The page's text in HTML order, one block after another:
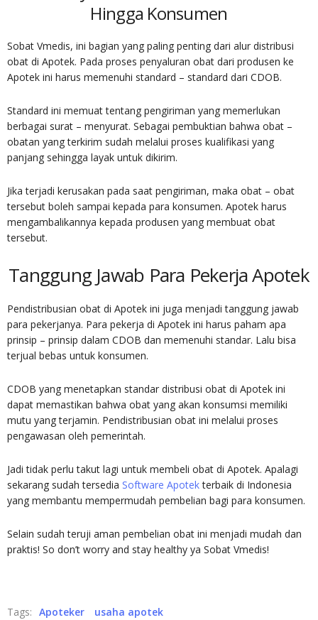
Hingga Konsumen
Sobat Vmedis, ini bagian yang paling penting dari alur distribusi
obat di Apotek. Pada proses penyaluran obat dari produsen ke
Apotek ini harus memenuhi standard – standard dari CDOB.
Standard ini memuat tentang pengiriman yang memerlukan
berbagai surat – menyurat. Sebagai pembuktian bahwa obat –
obatan yang terkirim sudah melalui proses kualifikasi yang
panjang sehingga layak untuk dikirim.
Jika terjadi kerusakan pada saat pengiriman, maka obat – obat
tersebut boleh sampai kepada para konsumen. Apotek harus
mengambalikannya kepada produsen yang membuat obat
tersebut.
Tanggung Jawab Para Pekerja Apotek
Pendistribusian obat di Apotek ini juga menjadi tanggung jawab
para pekerjanya. Para pekerja di Apotek ini harus paham apa
prinsip – prinsip dalam CDOB dan memenuhi standar. Lalu bisa
terjual bebas untuk konsumen.
CDOB yang menetapkan standar distribusi obat di Apotek ini
dapat memastikan bahwa obat yang akan konsumsi memiliki
mutu yang terjamin. Pendistribusian obat ini melalui proses
pengawasan oleh pemerintah.
Jadi tidak perlu takut lagi untuk membeli obat di Apotek. Apalagi
sekarang sudah tersedia Software Apotekterbaik di Indonesia
yang membantu mempermudah pembelian bagi para konsumen.
Selain sudah teruji aman pembelian obat ini menjadi mudah dan
praktis! So don’t worry and stay healthy ya Sobat Vmedis!
Tags: Apoteker usaha apotek